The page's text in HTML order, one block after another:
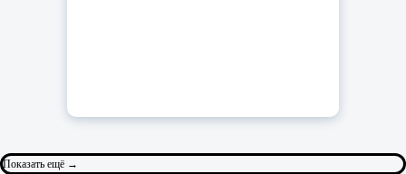
Показать ещё →